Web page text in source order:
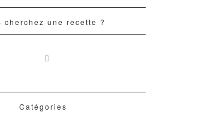
cherchez une recette ?
Catégories